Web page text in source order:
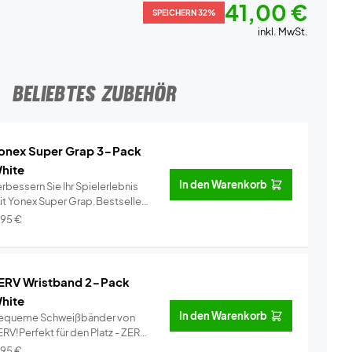
SPEICHERN 32% 41,00 €
inkl. MwSt.
BELIEBTES ZUBEHÖR
Super Grap 3-Pack
Sie Ihr Spielerlebnis
Yonex Super Grap.Bestseller
Info
€
In den Warenkorb
Wristband 2-Pack
Schweißbänder von
für den Platz - ZERV
In den Warenkorb